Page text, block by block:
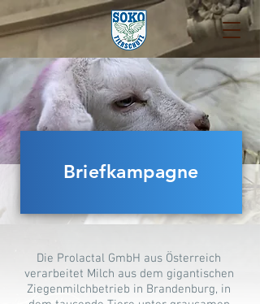
Briefkampagne
Die Prolactal GmbH aus Österreich
verarbeitet Milch aus dem gigantischen
Ziegenmilchbetrieb in Brandenburg, in